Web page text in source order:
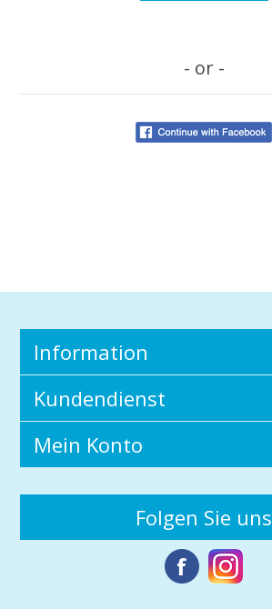
- or -
Information
Kundendienst
Mein Konto
Folgen Sie uns